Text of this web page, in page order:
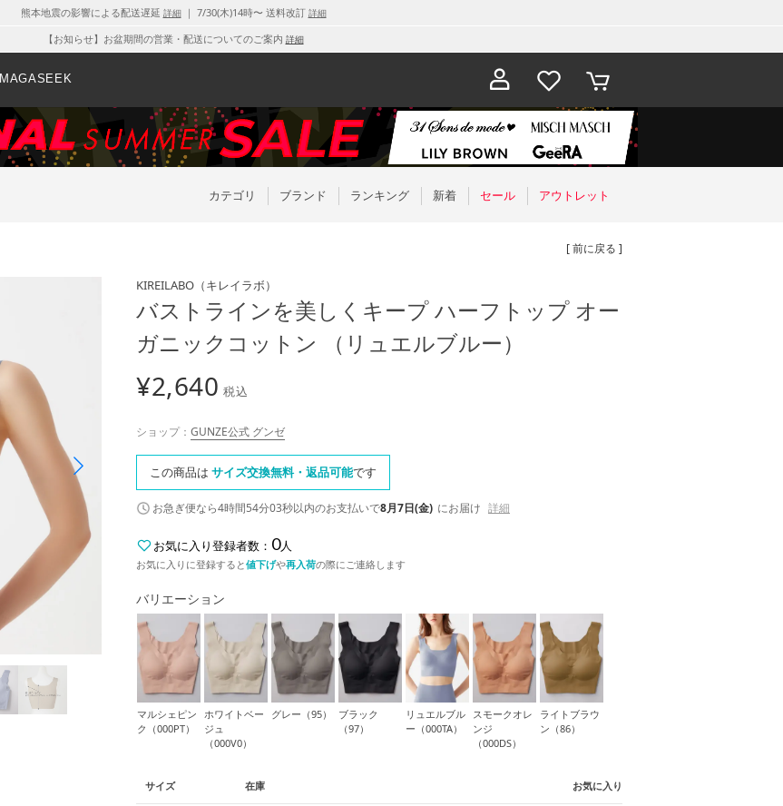
熊本地震の影響による配送遅延 詳細｜ 7/30(木)14時〜 送料改訂 詳細
【お知らせ】お盆期間の営業・配送についてのご案内 詳細
MAGASEEK
お気に入
り
カート
カテゴリ ブランド ランキング 新着 セール アウトレット
[ 前に戻る ]
KIREILABO （キレイラボ）
バストラインを美しくキープ ハーフトップ オー
ガニックコットン （リュエルブルー）
¥2,640 税込
ショップ： GUNZE公式 グンゼ
この商品は サイズ交換無料・返品可能です
お急ぎ便なら4時間54分02秒以内のお支払いで8月7日(金) にお届け 詳細
お気に入り登録者数： 0人
お気に入りに登録すると値下げや再入荷の際にご連絡します
バリエーション
マルシェピン
ク（000PT）
ホワイトベー
ジュ
（000V0）
グレー（95）
ブラック
（97）
リュエルブル
ー（000TA）
スモークオレ
ンジ
（000DS）
ライトブラウ
ン（86）
サイズ 在庫 お気に入り